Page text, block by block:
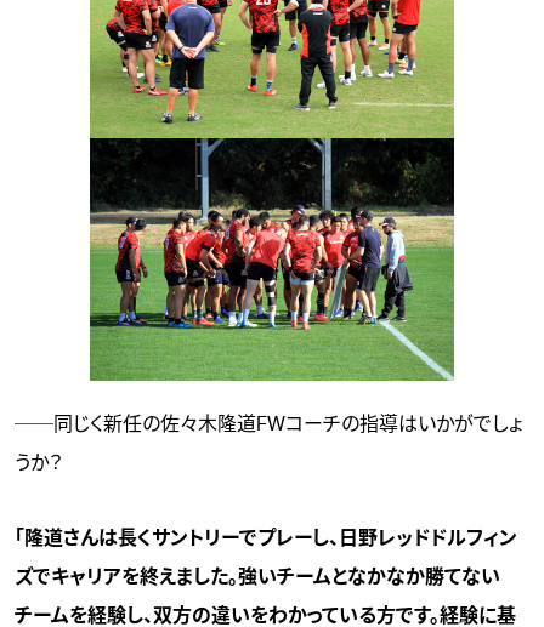
──同じく新任の佐々木隆道FWコーチの指導はいかがでしょ
うか？
「隆道さんは長くサントリーでプレーし、日野レッドドルフィン
ズでキャリアを終えました。強いチームとなかなか勝てない
チームを経験し、双方の違いをわかっている方です。経験に基